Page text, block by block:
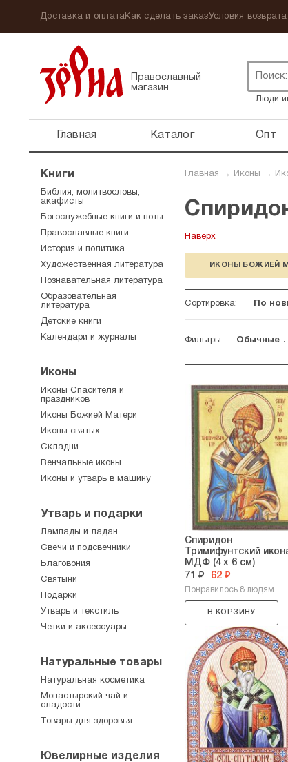
Доставка и оплатаКак сделать заказУсловия
Православный
магазин
Люди
Главная Каталог Опт
Главная → Иконы →
Наверх
ИКОНЫ БОЖИЕЙ
Сортировка: По
Фильтры: Обычные
Спиридон
Тримифунтский
МДФ (4 х 6 см)
71 ₽ 62 ₽
Понравилось 8 людям
В КОРЗИНУ
Книги
Библия, молитвословы,
акафисты
Богослужебные книги и ноты
Православные книги
История и политика
Художественная литература
Познавательная литература
Образовательная
литература
Детские книги
Календари и журналы
Иконы
Иконы Спасителя и
праздников
Иконы Божией Матери
Иконы святых
Складни
Венчальные иконы
Иконы и утварь в машину
Утварь и подарки
Лампады и ладан
Свечи и подсвечники
Благовония
Святыни
Подарки
Утварь и текстиль
Четки и аксессуары
Натуральные товары
Натуральная косметика
Монастырский чай и
сладости
Товары для здоровья
Ювелирные изделия